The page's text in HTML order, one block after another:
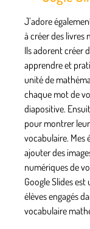
J’adore
à créer des livres
Ils adorent créer
apprendre et
unité de
chaque mot de
diapositive.
pour montrer
vocabulaire. Mes
ajouter des
numériques de
Google Slides
élèves engagés
vocabulaire